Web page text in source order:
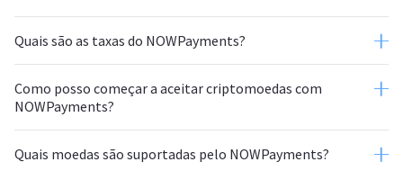
Quais são as taxas do NOWPayments?
função de
Como posso começar a aceitar criptomoedas com
NOWPayments?
Quais moedas são suportadas pelo NOWPayments?